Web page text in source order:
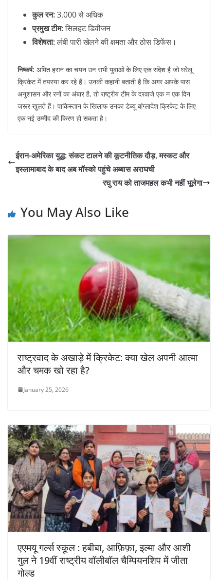
कुल रन:3,000 से अधिक
प्रमुख टीम:सिलहट डिवीजन
विशेषता:लंबी पारी खेलने की क्षमता और ठोस डिफेंस।
निष्कर्ष: अमित हसन का चयन उन सभी युवाओं के लिए एक संदेश है जो घरेलू
क्रिकेट में तपस्या कर रहे हैं। उनकी कहानी बताती है कि अगर आपके पास
अनुशासन और रनों का अंबार है, तो राष्ट्रीय टीम के दरवाजे एक न एक दिन
जरूर खुलते हैं। पाकिस्तान के खिलाफ उनका डेब्यू बांग्लादेश क्रिकेट के लिए
एक नई उम्मीद की किरण हो सकता है।
ईरान-अमेरिका युद्ध: संकट टालने की कूटनीतिक दौड़, मस्कट और
इस्लामाबाद के बाद अब मॉस्को पहुंचे अब्बास अराघची
रघु राय को ताजमहल कभी नहीं भूलेगा
You May Also Like
राष्ट्रवाद के अखाड़े में क्रिकेट: क्या खेल अपनी आत्मा
और चमक खो रहा है?
January 25, 2026
एएमयू गर्ल्स स्कूल : हबीबा, आफ़िफ़ा, इल्मा और आशी
गुल ने 19वीं राष्ट्रीय वॉलीबॉल चैम्पियनशिप में जीता
गोल्ड